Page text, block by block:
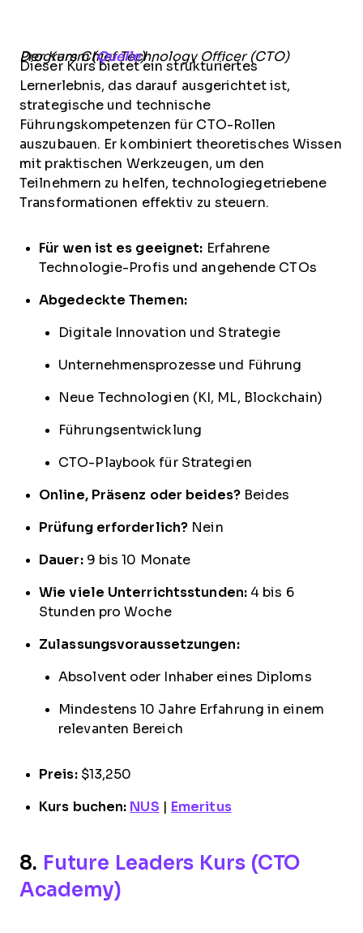
Der Kurs Chief Technology Officer (CTO) Programm (Quelle)
Dieser Kurs bietet ein strukturiertes
Lernerlebnis, das darauf ausgerichtet ist,
strategische und technische
Führungskompetenzen für CTO-Rollen
auszubauen. Er kombiniert theoretisches Wissen
mit praktischen Werkzeugen, um den
Teilnehmern zu helfen, technologiegetriebene
Transformationen effektiv zu steuern.
Für wen ist es geeignet: Erfahrene
Technologie-Profis und angehende CTOs
Abgedeckte Themen:
Digitale Innovation und Strategie
Unternehmensprozesse und Führung
Neue Technologien (KI, ML, Blockchain)
Führungsentwicklung
CTO-Playbook für Strategien
Online, Präsenz oder beides?Beides
Prüfung erforderlich? Nein
Dauer:9 bis 10 Monate
Wie viele Unterrichtsstunden:4 bis 6
Stunden pro Woche
Zulassungsvoraussetzungen:
Absolvent oder Inhaber eines Diploms
Mindestens 10 Jahre Erfahrung in einem
relevanten Bereich
Preis:$13,250
Kurs buchen: NUS Emeritus
8. Future Leaders Kurs (CTO
Academy)